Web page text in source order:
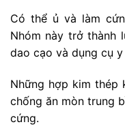
Có thể ủ và làm
Nhóm này trở thành
dao cạo và dụng cụ y
Những hợp kim thép
chống ăn mòn trung
cứng.